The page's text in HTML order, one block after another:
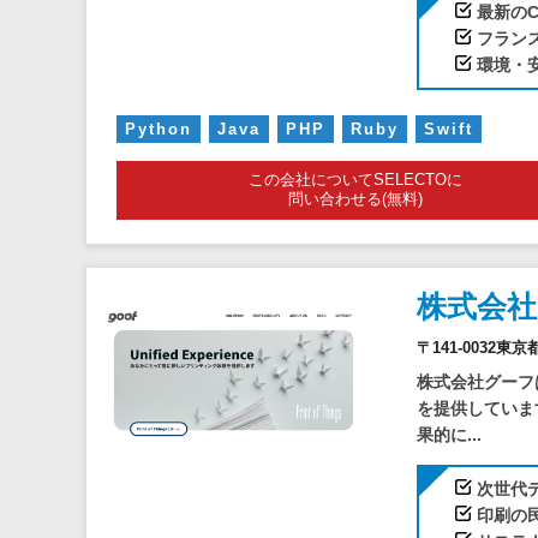
最新の
フラン
環境・
Python Java PHP Ruby Swift
この会社についてSELECTOに
問い合わせる(無料)
株式会
〒141-0032東京
株式会社グー
を提供してい
果的に...
次世代
印刷の